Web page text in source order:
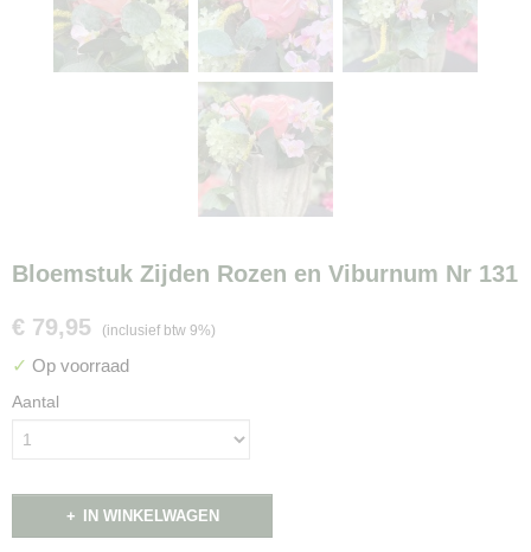
Bloemstuk Zijden Rozen en Viburnum Nr 131
€ 79,95 (inclusief btw 9%)
✓ Op voorraad
Aantal
IN WINKELWAGEN